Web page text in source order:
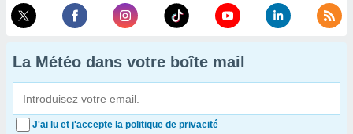
La Météo dans votre boîte mail
J'ai lu et j'accepte la politique de privacité